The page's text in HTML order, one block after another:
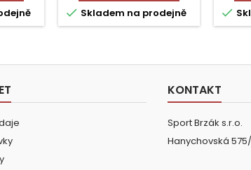
 Skladem na prodejně 
KONTAKT
Sport Brzák s.r.o.
Hanychovská